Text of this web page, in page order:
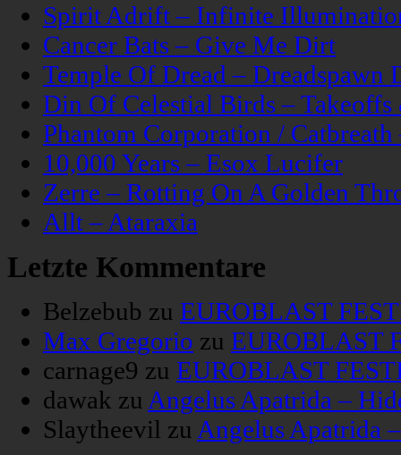
Spirit Adrift – Infinite
Cancer Bats – Give Me Dirt
Temple Of Dread – Dreadspawn
Din Of Celestial Birds –
Phantom Corporation /
10,000 Years – Esox Lucifer
Zerre – Rotting On A Golden
Allt – Ataraxia
Letzte Kommentare
Belzebub zu EUROBLAST
Max Gregorio zu EUROBLAST
carnage9 zu EUROBLAST
dawak zu Angelus Apatrida –
Slaytheevil zu Angelus Apatrida